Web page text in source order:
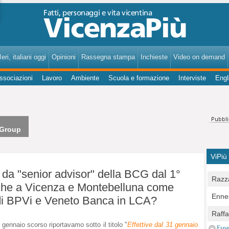
italiani oggi Opinioni Rassegna stampa Inchieste Video on demand
Lavoro Ambiente Scuola e formazione Interviste
"senior advisor" della BCG dal 1°
a Vicenza e Montebelluna come
BPVi e Veneto Banca in LCA?
gennaio scorso riportavamo sotto il titolo "Effettive dal 31 gennaio
ViPiù
per
E